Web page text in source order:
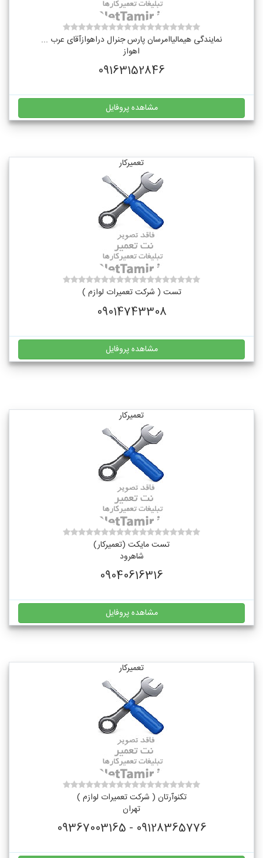
نمایندگی هیمالیاامرسان پارس جنرال دراهوازآقای عرب ...
اهواز
09163152846
مشاهده پروفایل
تعمیرکار
تست ( شرکت تعمیرات لوازم )
09014743308
مشاهده پروفایل
تعمیرکار
تست مایکت (تعمیرکار)
شاهرود
09040616316
مشاهده پروفایل
تعمیرکار
تکنوآرتان ( شرکت تعمیرات لوازم )
تهران
09128365776 - 09367003165